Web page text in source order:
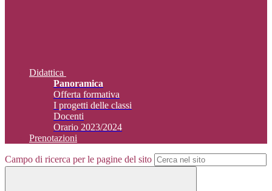
Didattica
Panoramica
Offerta formativa
I progetti delle classi
Docenti
Orario 2023/2024
Prenotazioni
Campo di ricerca per le pagine del sito